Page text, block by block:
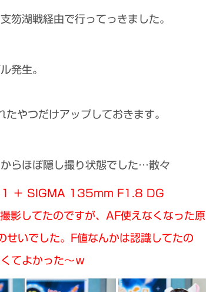
笏湖戦経由で行ってっきました。
発生。
やつだけアップしておきます。
らほぼ隠し撮り状態でした…散々
＋ SIGMA 135mm F1.8 DG
影してたのですが、AF使えなくなった原
いでした。F値なんかは認識してたの
てよかった～ｗ